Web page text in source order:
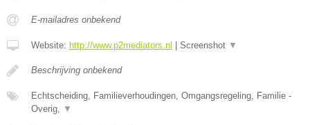
E-mailadres onbekend
Website: http://www.p2mediators.nl | Screenshot ▼
Beschrijving onbekend
Echtscheiding, Familieverhoudingen, Omgangsregeling, Familie -
Overig,
▼